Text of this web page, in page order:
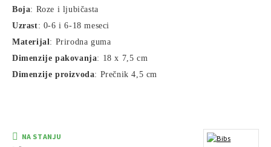
Boja: Roze i ljubičasta
Uzrast: 0-6 i 6-18 meseci
Materijal: Prirodna guma
Dimenzije pakovanja: 18 x 7,5 cm
Dimenzije proizvoda: Prečnik 4,5 cm
NA STANJU